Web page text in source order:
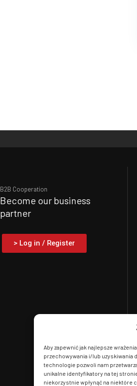
Aby zapewnić jak najlepsze
przechowywania i/lub uzyskiwania
technologie pozwoli nam
unikalne identyfikatory na tej
niekorzystnie wpłynąć na niektóre
B2B Cooperation
Become our business
partner
> Log in / Register